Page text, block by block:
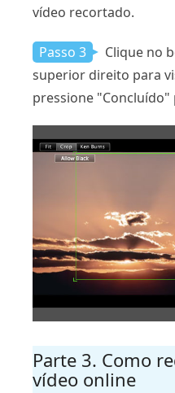
vídeo recortado.
Passo 3
Clique no
superior direito para
pressione "Concluído"
Parte 3. Como
vídeo online